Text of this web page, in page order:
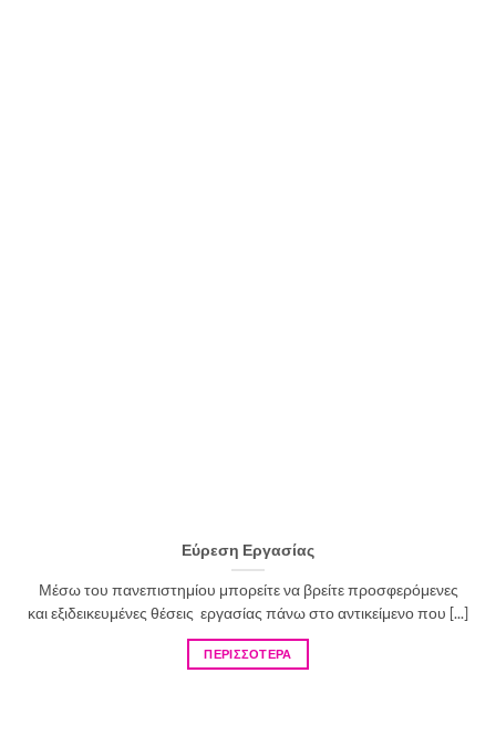
Εύρεση Εργασίας
Μέσω του πανεπιστημίου μπορείτε να βρείτε προσφερόμενες
και εξιδεικευμένες θέσεις εργασίας πάνω στο αντικείμενο που [...]
ΠΕΡΙΣΣΟΤΕΡΑ